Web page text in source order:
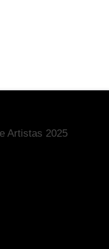
Artistas 2025